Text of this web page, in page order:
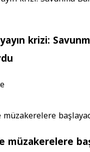
krizi:
müzakerelere